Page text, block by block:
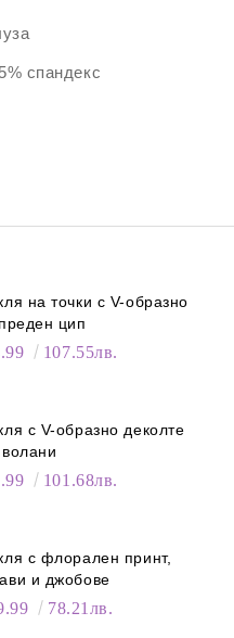
спандекс
на точки с V-образно
цип
107.55лв.
с V-образно деколте
101.68лв.
с флорален принт,
и джобове
78.21лв.